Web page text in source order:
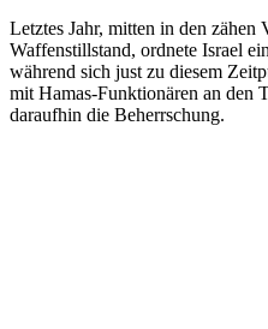
Letztes Jahr, mitten in den zähen
Waffenstillstand, ordnete Israel
während sich just zu diesem
mit Hamas-Funktionären an den
daraufhin die Beherrschung.